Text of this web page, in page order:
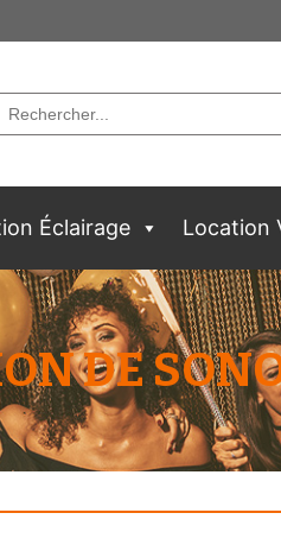
for:
Éclairage Location
DE